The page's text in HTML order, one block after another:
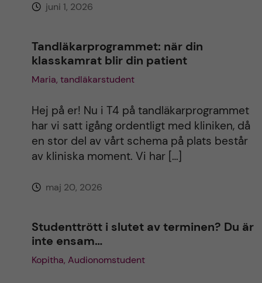
juni 1, 2026
Tandläkarprogrammet: när din
klasskamrat blir din patient
Maria, tandläkarstudent
Hej på er! Nu i T4 på tandläkarprogrammet
har vi satt igång ordentligt med kliniken, då
en stor del av vårt schema på plats består
av kliniska moment. Vi har […]
maj 20, 2026
Studenttrött i slutet av terminen? Du är
inte ensam…
Kopitha, Audionomstudent